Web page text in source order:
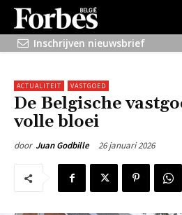
Inschrijven nieuwsbrief
ACTUALITEIT VASTGOED
De Belgische
volle bloei
door Juan Godbille 26 januari 2026